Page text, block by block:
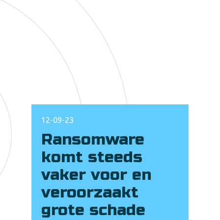
12-09-23
Ransomware
komt steeds
vaker voor en
veroorzaakt
grote schade